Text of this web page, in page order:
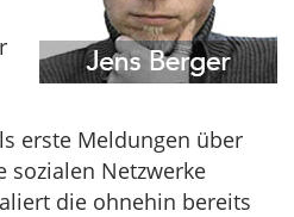
erste Meldungen über
sozialen Netzwerke
die ohnehin bereits